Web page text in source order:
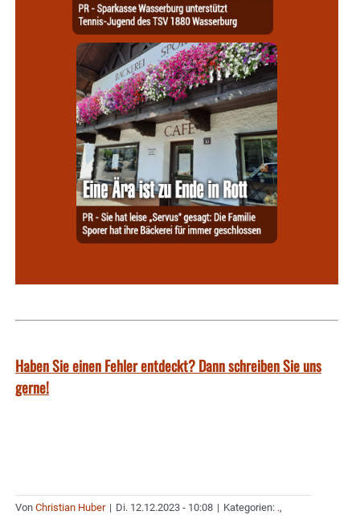
Haben Sie einen Fehler entdeckt? Dann schreiben Sie uns
gerne!
Von Christian Huber | Di. 12.12.2023 - 10:08 | Kategorien: .,